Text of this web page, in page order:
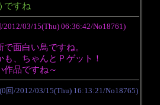
ですね
2012/03/15(Thu) 06:36:42/No18761)
で面白い鳥ですね。
も、ちゃんとＰゲット！
作品ですね～
(0回/2012/03/15(Thu) 16:13:21/No18765)